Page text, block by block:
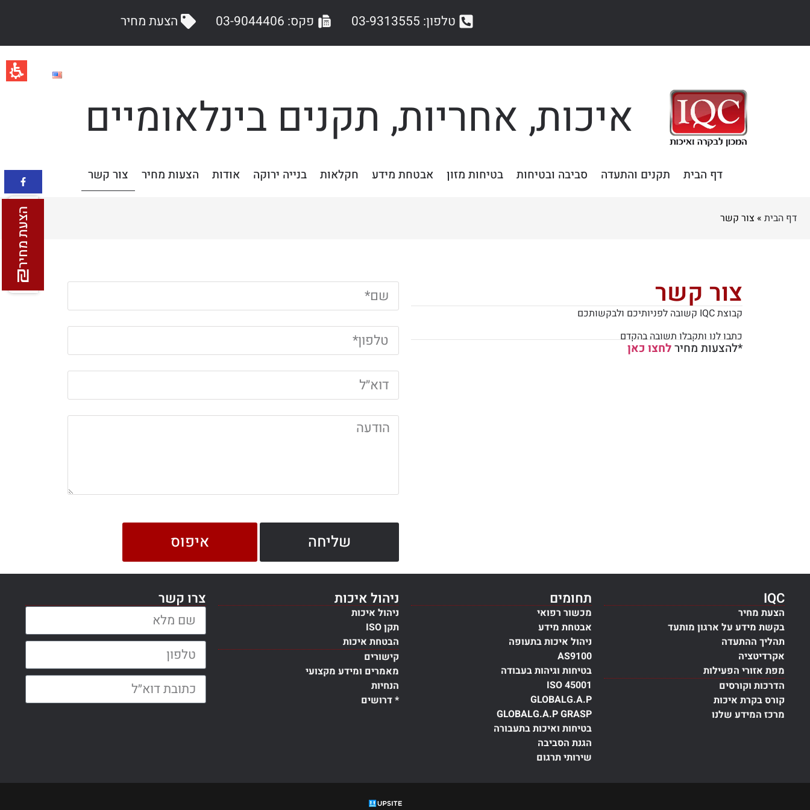
טלפון: 03-9313555 פקס: 03-9044406 הצעת מחיר
הצעת מחיר
איכות, אחריות, תקנים בינלאומיים
דף הבית תקנים והתעדה סביבה ובטיחות בטיחות מזון אבטחת מידע חקלאות בנייה ירוקה אודות הצעות מחיר צור קשר
דף הבית » צור קשר
צור קשר
קבוצת IQC קשובה לפניותיכם ולבקשותכם
כתבו לנו ותקבלו תשובה בהקדם
*להצעות מחירלחצו כאן
שליחה איפוס
IQC
הצעת מחיר
בקשת מידע על ארגון מותעד
תהליך ההתעדה
אקרדיטציה
מפת אזורי הפעילות
הדרכות וקורסים
קורס בקרת איכות
מרכז המידע שלנו
תחומים
מכשור רפואי
אבטחת מידע
ניהול איכות בתעופה
AS9100
בטיחות וגיהות בעבודה
ISO 45001
GLOBALG.A.P
GLOBALG.A.P GRASP
בטיחות ואיכות בתעבורה
הגנת הסביבה
שירותי תרגום
ניהול איכות
ניהול איכות
תקן ISO
הבטחת איכות
קישורים
מאמרים ומידע מקצועי
הנחיות
* דרושים
צרו קשר